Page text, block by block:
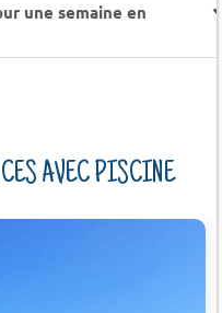
une semaine en
AVEC PISCINE